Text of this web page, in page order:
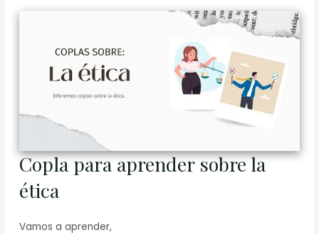
Copla para aprender sobre la
ética
Vamos a aprender,